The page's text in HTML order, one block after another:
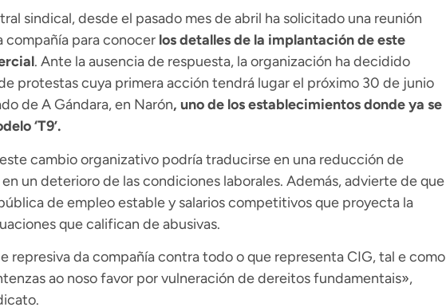
sindical, desde el pasado mes de abril ha solicitado una reunión
compañía para conocer los detalles de la implantación de este
. Ante la ausencia de respuesta, la organización ha decidido
protestas cuya primera acción tendrá lugar el próximo 30 de junio
de A Gándara, en Narón, uno de los establecimientos donde ya se
‘T9’.
cambio organizativo podría traducirse en una reducción de
un deterioro de las condiciones laborales. Además, advierte de que
de empleo estable y salarios competitivos que proyecta la
que califican de abusivas.
represiva da compañía contra todo o que representa CIG, tal e como
ao noso favor por vulneración de dereitos fundamentais»,